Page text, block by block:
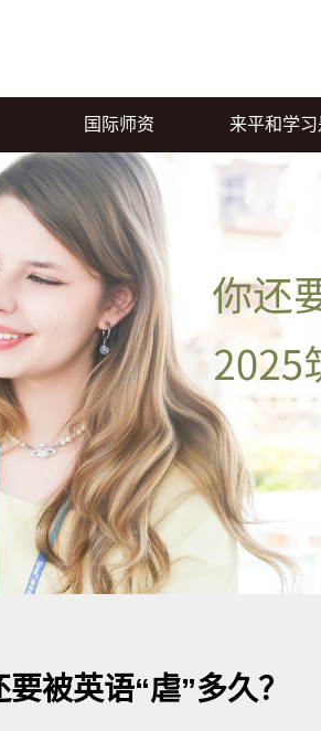
国际师资 来平和学
要被英语“虐”多久？